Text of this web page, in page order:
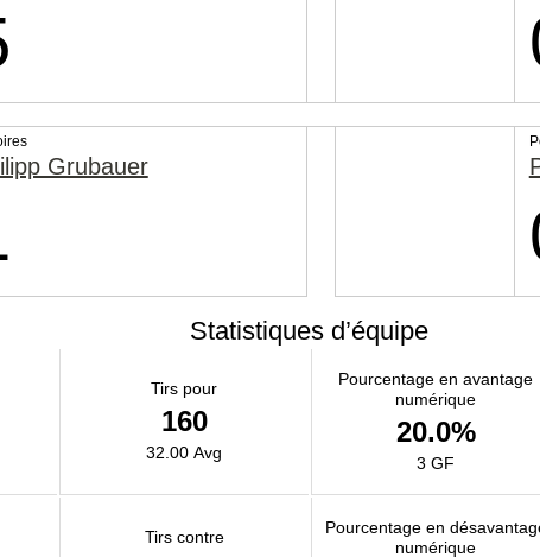
Grubauer
Statistiques d’équipe
Tirs pour
160
32.00 Avg
Pourcentage en avantage
numérique
20.0%
3 GF
Tirs contre
Pourcentage en
numérique